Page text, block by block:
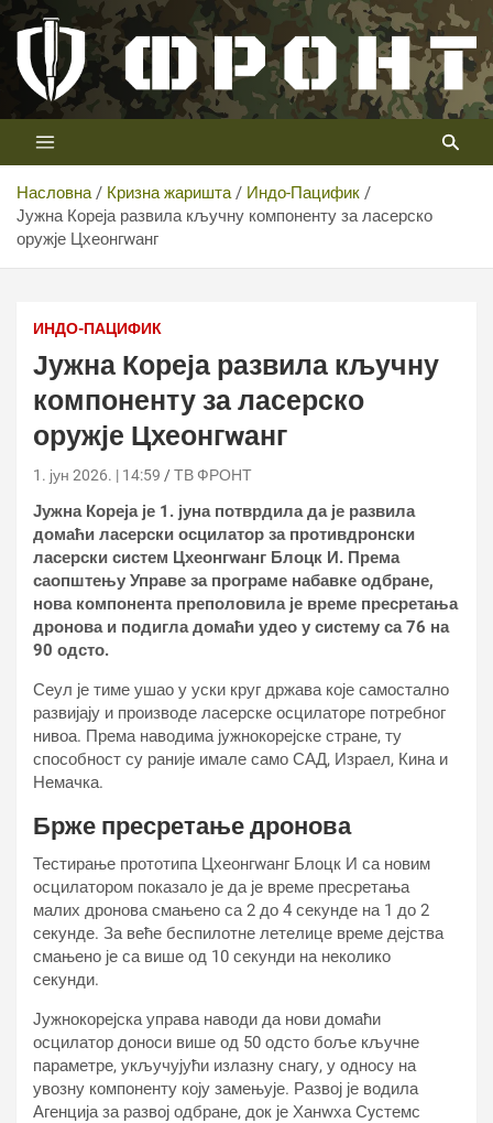
Скип
цонтент
Телевизија ФРОНТ
Први војни канал у Србији
Насловна Кризна жаришта
Индо-Пацифик
Јужна Кореја развила кључну компоненту за ласерско
оружје Цхеонгwанг
ИНДО-ПАЦИФИК
Јужна Кореја развила кључну
компоненту за ласерско
оружје Цхеонгwанг
1. јун 2026. | 14:59 ТВ ФРОНТ
Јужна Кореја је 1. јуна потврдила да је развила
домаћи ласерски осцилатор за противдронски
ласерски систем Цхеонгwанг Блоцк И. Према
саопштењу Управе за програме набавке одбране,
нова компонента преполовила је време пресретања
дронова и подигла домаћи удео у систему са 76 на
90 одсто.
Сеул је тиме ушао у уски круг држава које самостално
развијају и производе ласерске осцилаторе потребног
нивоа. Према наводима јужнокорејске стране, ту
способност су раније имале само САД, Израел, Кина и
Немачка.
Брже пресретање дронова
Тестирање прототипа Цхеонгwанг Блоцк И са новим
осцилатором показало је да је време пресретања
малих дронова смањено са 2 до 4 секунде на 1 до 2
секунде. За веће беспилотне летелице време дејства
смањено је са више од 10 секунди на неколико
секунди.
Јужнокорејска управа наводи да нови домаћи
осцилатор доноси више од 50 одсто боље кључне
параметре, укључујући излазну снагу, у односу на
увозну компоненту коју замењује. Развој је водила
Агенција за развој одбране, док је Ханwха Сyстемс